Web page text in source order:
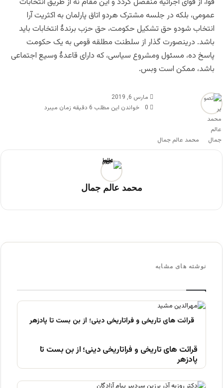
عمومی، بلکه در جلسه مشترک هردو اتاق پارلمان به اکثریت آرا
انتخاب شودو حق تشکیل حکومت، حق حزب برندۀ انتخابات باید
باشد. درینصورت گذار از سلطنت مطلقه قومی به یک حکومت
پاسخ ده، مسئول ومشروع سیاسی، که دارای قاعدۀ وسیع اجتماعی
باشد، ممکن است وبس.
محمد عالم جمال
مارس 6, 2019
0
خواندن این مطلب 6 دقیقه زمان میبرد
محمد عالم جمال
نوشته های مشابه
قرائت های تاریخی و فراتاریخی دینی؛ از بن بست تا
پادزهر